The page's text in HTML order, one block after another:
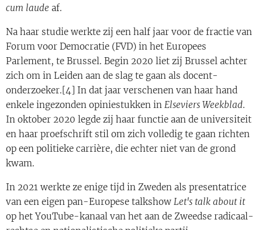
cum laude af.
Na haar studie werkte zij een half jaar voor de fractie van
Forum voor Democratie (FVD) in het Europees
Parlement, te Brussel. Begin 2020 liet zij Brussel achter
zich om in Leiden aan de slag te gaan als docent-
onderzoeker.[4] In dat jaar verschenen van haar hand
enkele ingezonden opiniestukken in Elseviers Weekblad.
In oktober 2020 legde zij haar functie aan de universiteit
en haar proefschrift stil om zich volledig te gaan richten
op een politieke carrière, die echter niet van de grond
kwam.
In 2021 werkte ze enige tijd in Zweden als presentatrice
van een eigen pan-Europese talkshow Let's talk about it
op het YouTube-kanaal van het aan de Zweedse radicaal-